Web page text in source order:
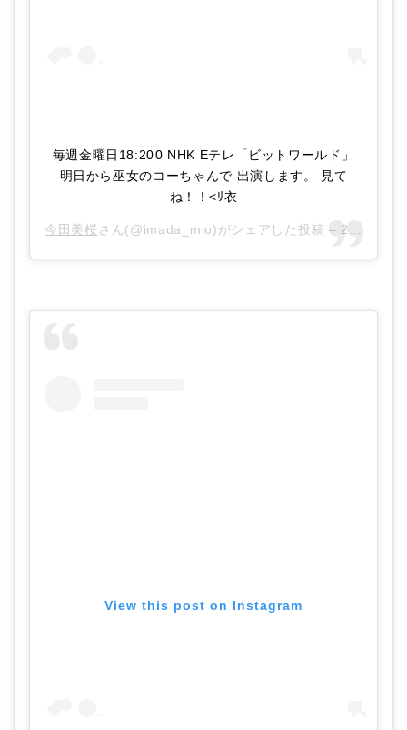
毎週金曜日18:200 NHK Eテレ「ビットワールド」
明日から巫女のコーちゃんで 出演します。 見て
ね！！<ﾘ衣
今田美桜 さん(@imada_mio)がシェアした投稿 – 2017年 6月月8日午前1時20分PDT
View this post on Instagram